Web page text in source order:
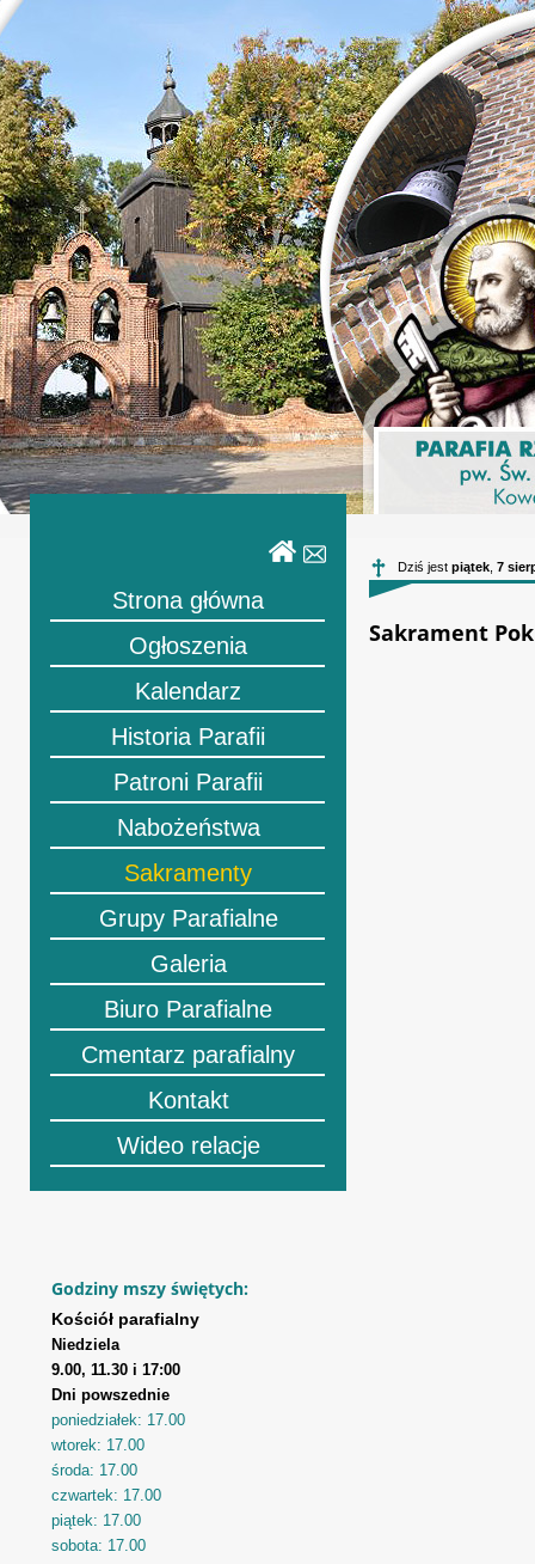
Strona główna
Ogłoszenia
Kalendarz
Historia Parafii
Patroni Parafii
Nabożeństwa
Sakramenty
Grupy Parafialne
Galeria
Biuro Parafialne
Cmentarz parafialny
Kontakt
Wideo relacje
Godziny mszy świętych:
Kościół parafialny
Niedziela
9.00, 11.30 i 17:00
Dni powszednie
poniedziałek: 17.00
wtorek: 17.00
środa: 17.00
czwartek: 17.00
piątek: 17.00
sobota: 17.00
Dziś jest piątek 7
Sakrament